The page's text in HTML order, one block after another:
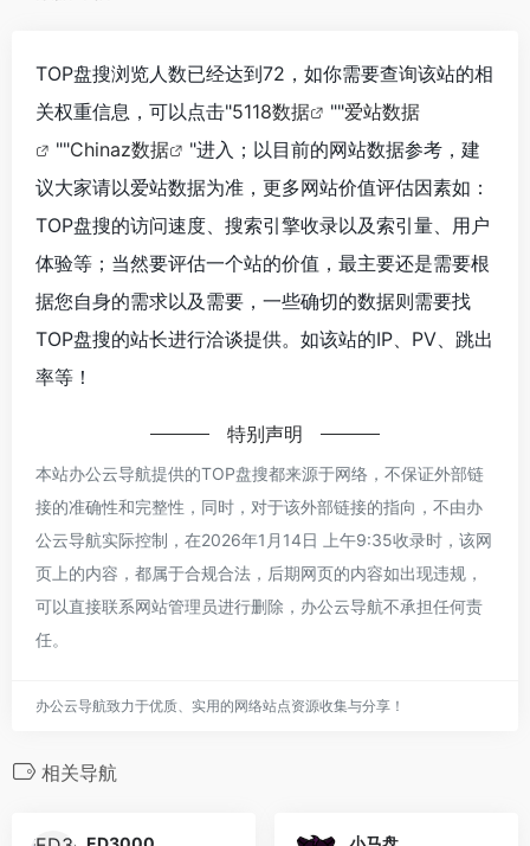
TOP盘搜浏览人数已经达到72，如你需要查询该站的相
关权重信息，可以点击"5118数据 ""爱站数据
""Chinaz数据
"进入；以目前的网站数据参考，建
议大家请以爱站数据为准，更多网站价值评估因素如：
TOP盘搜的访问速度、搜索引擎收录以及索引量、用户
体验等；当然要评估一个站的价值，最主要还是需要根
据您自身的需求以及需要，一些确切的数据则需要找
TOP盘搜的站长进行洽谈提供。如该站的IP、PV、跳出
率等！
特别声明
本站办公云导航提供的TOP盘搜都来源于网络，不保证外部链
接的准确性和完整性，同时，对于该外部链接的指向，不由办
公云导航实际控制，在2026年1月14日 上午9:35收录时，该网
页上的内容，都属于合规合法，后期网页的内容如出现违规，
可以直接联系网站管理员进行删除，办公云导航不承担任何责
任。
办公云导航致力于优质、实用的网络站点资源收集与分享！
相关导航